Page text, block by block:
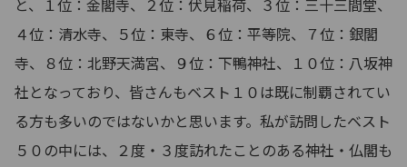
と、１位：金閣寺、２位：伏見稲荷、３位：三十三間堂、
４位：清水寺、５位：東寺、６位：平等院、７位：銀閣
寺、８位：北野天満宮、９位：下鴨神社、１０位：八坂神
社となっており、皆さんもベスト１０は既に制覇されてい
る方も多いのではないかと思います。私が訪問したベスト
５０の中には、２度・３度訪れたことのある神社・仏閣も